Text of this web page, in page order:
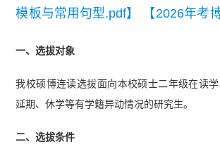
模板与常用句型.pdf】
【2026年考
26考博英语阅读理解练习20篇】
一、选拔对象
我校硕博连读选拔面向本校硕士二年级在读
延期、休学等有学籍异动情况的研究生。
二、选拔条件